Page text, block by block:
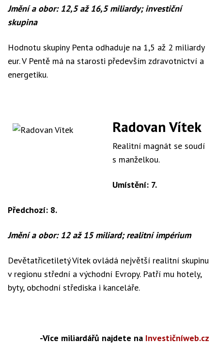
Jmění a obor: 12,5 až 16,5 miliardy; investiční
skupina
Hodnotu skupiny Penta odhaduje na 1,5 až 2 miliardy
eur. V Pentě má na starosti především zdravotnictví a
energetiku.
Radovan Vítek
Realitní magnát se soudí
s manželkou.
Umístění: 7.
Předchozí: 8.
Jmění a obor: 12 až 15 miliard; realitní impérium
Devětatřicetiletý Vítek ovládá největší realitní skupinu
v regionu střední a východní Evropy. Patří mu hotely,
byty, obchodní střediska i kanceláře.
-Více miliardářů najdete na Investičníweb.cz